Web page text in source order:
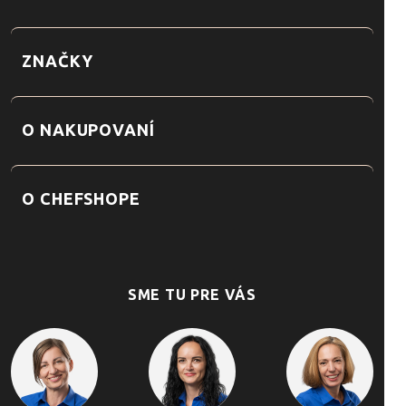
ZNAČKY
O NAKUPOVANÍ
O CHEFSHOPE
SME TU PRE VÁS